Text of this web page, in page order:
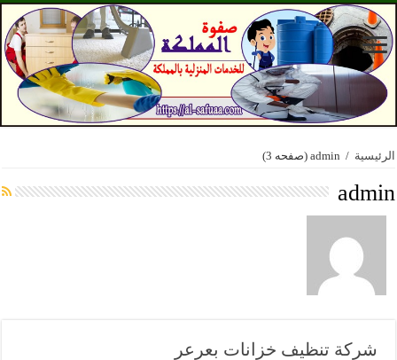
الرئيسية /
admin (صفحه 3)
admin
شركة تنظيف خزانات بعرعر